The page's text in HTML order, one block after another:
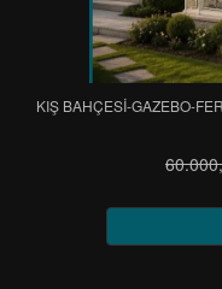
KIŞ BAHÇESİ-GAZEBO-